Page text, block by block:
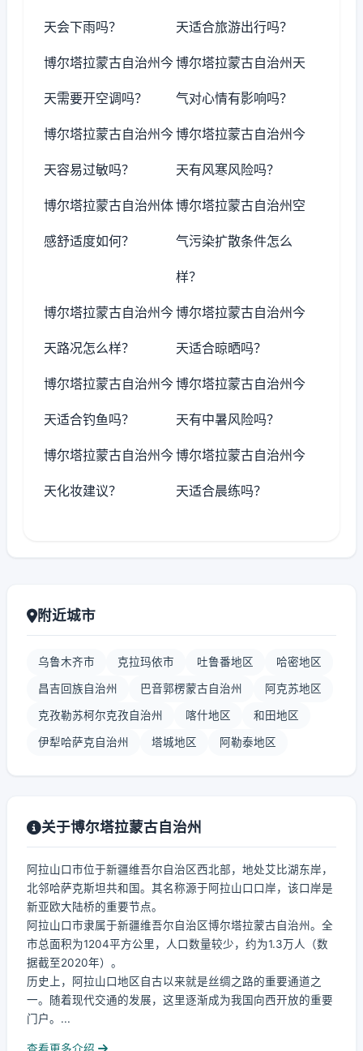
天会下雨吗？ 天适合旅游出行吗？
博尔塔拉蒙古自治州今
天需要开空调吗？
博尔塔拉蒙古自治州天
气对心情有影响吗？
博尔塔拉蒙古自治州今
天容易过敏吗？
博尔塔拉蒙古自治州今
天有风寒风险吗？
博尔塔拉蒙古自治州体
感舒适度如何？
博尔塔拉蒙古自治州空
气污染扩散条件怎么
样？
博尔塔拉蒙古自治州今
天路况怎么样？
博尔塔拉蒙古自治州今
天适合晾晒吗？
博尔塔拉蒙古自治州今
天适合钓鱼吗？
博尔塔拉蒙古自治州今
天有中暑风险吗？
博尔塔拉蒙古自治州今
天化妆建议？
博尔塔拉蒙古自治州今
天适合晨练吗？
附近城市
乌鲁木齐市 克拉玛依市 吐鲁番地区 哈密地区
昌吉回族自治州 巴音郭楞蒙古自治州 阿克苏地区
克孜勒苏柯尔克孜自治州 喀什地区 和田地区
伊犁哈萨克自治州 塔城地区 阿勒泰地区
关于博尔塔拉蒙古自治州
阿拉山口市位于新疆维吾尔自治区西北部，地处艾比湖东岸，
北邻哈萨克斯坦共和国。其名称源于阿拉山口口岸，该口岸是
新亚欧大陆桥的重要节点。
阿拉山口市隶属于新疆维吾尔自治区博尔塔拉蒙古自治州。全
市总面积为1204平方公里，人口数量较少，约为1.3万人（数
据截至2020年）。
历史上，阿拉山口地区自古以来就是丝绸之路的重要通道之
一。随着现代交通的发展，这里逐渐成为我国向西开放的重要
门户。...